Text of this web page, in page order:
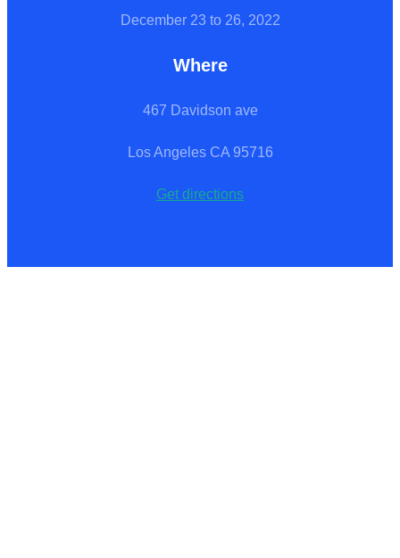
December 23 to 26, 2022
Where
467 Davidson ave
Los Angeles CA 95716
Get directions